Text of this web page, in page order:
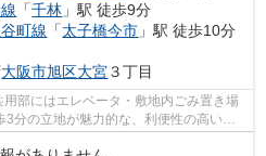
「千林 」駅 徒歩9分
町線 「太子橋今市 」駅 徒歩10分
大阪市旭区大宮３丁目
部にはエレベータ・敷地内ごみ置き場
分の立地が魅力的な、利便性の高い物